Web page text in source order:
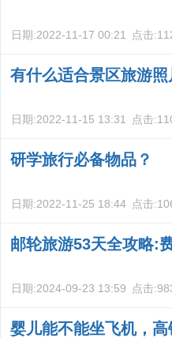
日期:2022-11-17 00:21 点击:
有什么适合景区旅游照
日期:2022-11-15 13:31 点击:
研学旅行必备物品？
日期:2022-11-25 18:44 点击:
邮轮旅游53天全攻略:
日期:2024-09-23 13:59 点击:
婴儿能不能坐飞机，